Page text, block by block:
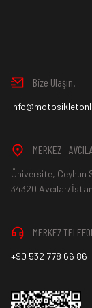
Aksi durum söz
*İade ve
Ürün
hesaba ya da
durumlar ilgili
Bize Ulaşın!
MERKEZ -
Üniversite, Ceyhun
34320 Avcılar/
MERKEZ
+90 532 778 66 86